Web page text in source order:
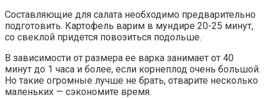
Составляющие для салата необходимо предварительно
подготовить. Картофель варим в мундире 20-25 минут,
со свеклой придется повозиться подольше.
В зависимости от размера ее варка занимает от 40
минут до 1 часа и более, если корнеплод очень большой.
Но такие огромные лучше не брать, отварите несколько
маленьких — сэкономите время.